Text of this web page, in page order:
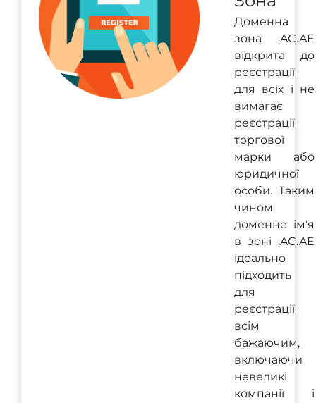
Доменна
зона .AC.AE
відкрита до
реєстрації
для всіх і не
вимагає
реєстрації
торгової
марки або
юридичної
особи. Таким
чином
доменне ім'я
в зоні .AC.AE
ідеально
підходить
для
реєстрації
всім
бажаючим,
включаючи
невеликі
компанії і